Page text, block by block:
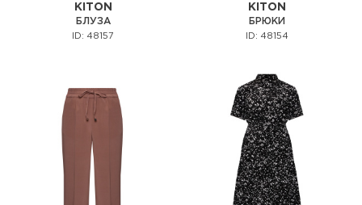
KITON
БЛУЗА
ID: 48157
KITON
БРЮКИ
ID: 48154